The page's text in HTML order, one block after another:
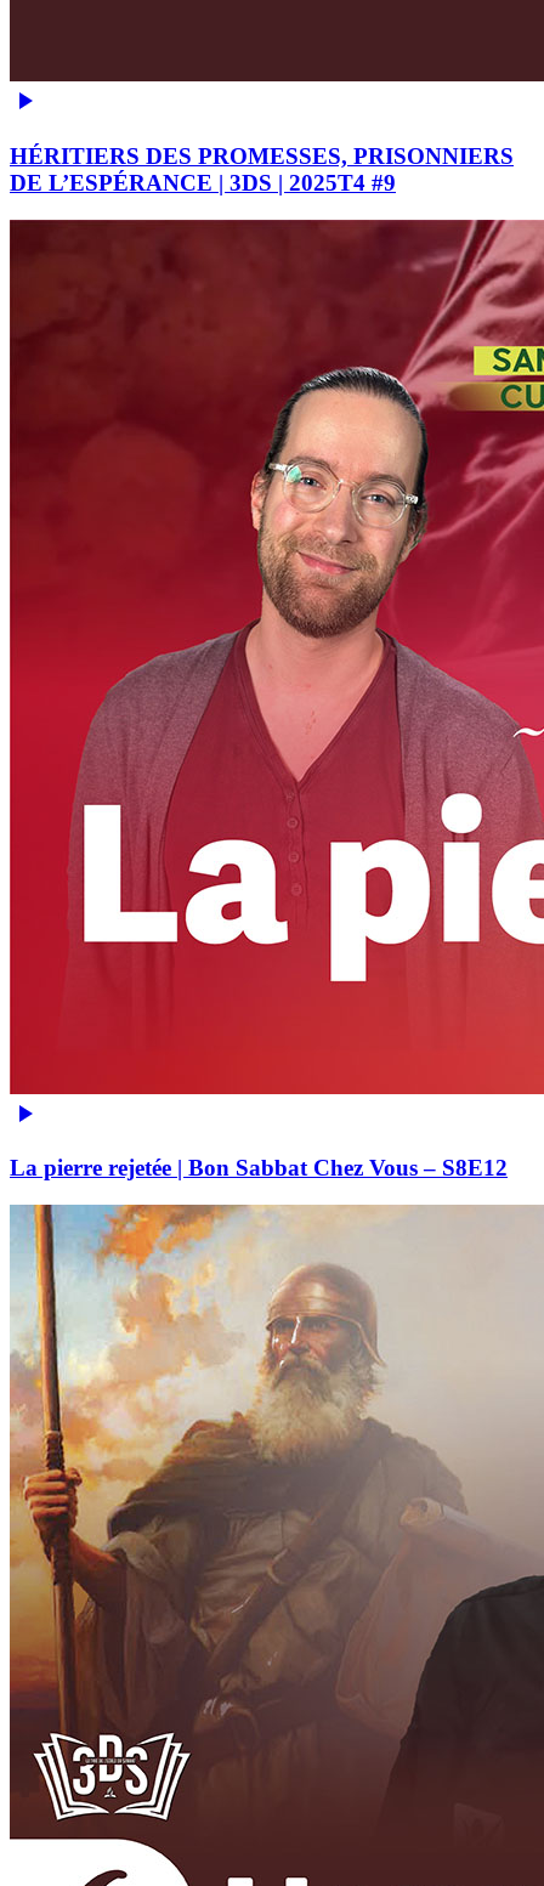
HÉRITIERS DES PROMESSES, PRISONNIERS
DE L’ESPÉRANCE | 3DS | 2025T4 #9
La pierre rejetée | Bon Sabbat Chez Vous – S8E12